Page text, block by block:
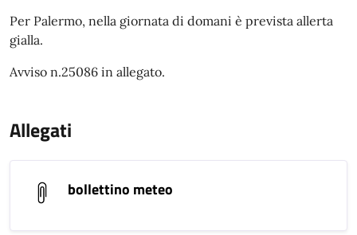
Per Palermo, nella giornata di domani è prevista allerta
gialla.
Avviso n.25086 in allegato.
Allegati
bollettino meteo